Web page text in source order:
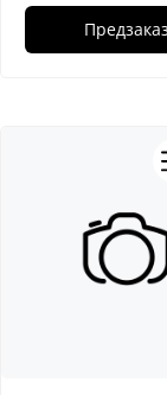
Предзаказ